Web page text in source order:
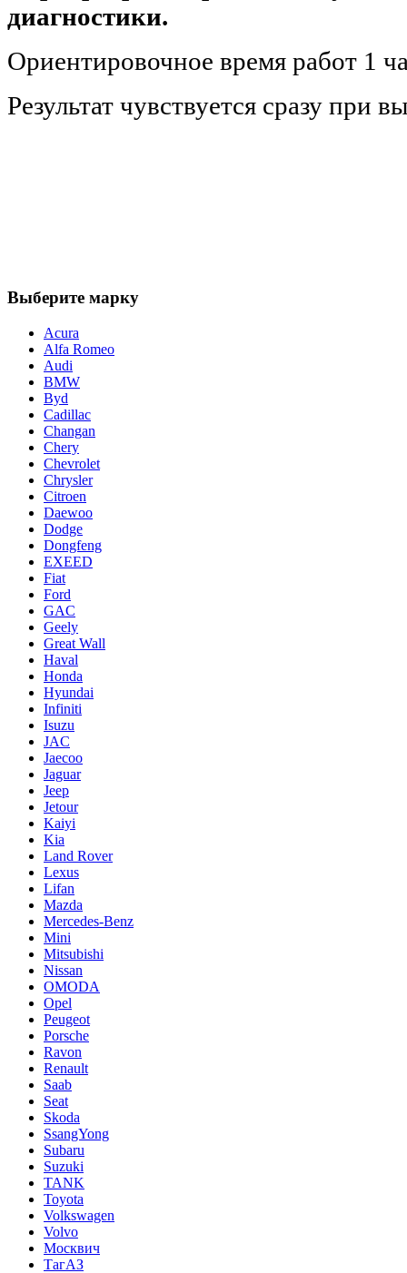
диагностики.
Ориентировочное время работ 1
Результат чувствуется сразу при
Выберите марку
Acura
Alfa Romeo
Audi
BMW
Byd
Cadillac
Changan
Chery
Chevrolet
Chrysler
Citroen
Daewoo
Dodge
Dongfeng
EXEED
Fiat
Ford
GAC
Geely
Great Wall
Haval
Honda
Hyundai
Infiniti
Isuzu
JAC
Jaecoo
Jaguar
Jeep
Jetour
Kaiyi
Kia
Land Rover
Lexus
Lifan
Mazda
Mercedes-Benz
Mini
Mitsubishi
Nissan
OMODA
Opel
Peugeot
Porsche
Ravon
Renault
Saab
Seat
Skoda
SsangYong
Subaru
Suzuki
TANK
Toyota
Volkswagen
Volvo
Москвич
ТагАЗ